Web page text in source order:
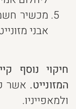
מכשיר
אבני
חיקוי נוסף
המזונייט. אשר
ולמאפייניו.